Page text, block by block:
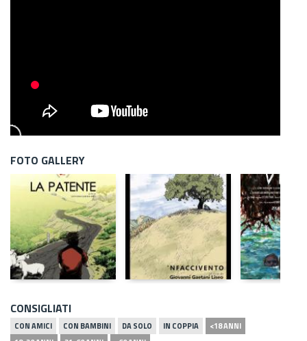
FOTO GALLERY
CONSIGLIATI
CON AMICI CON BAMBINI DA SOLO IN COPPIA
<18 ANNI